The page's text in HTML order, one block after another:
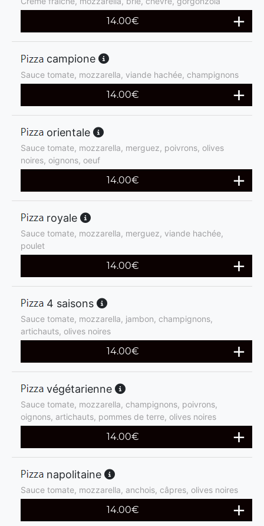
14.00€
campione
Sauce tomate, mozzarella, viande hachée, champignons
14.00€
orientale
Sauce tomate, mozzarella, merguez, poivrons, olives
noires, oignons, oeuf
14.00€
royale
Sauce tomate, mozzarella, merguez, viande hachée,
poulet
14.00€
4 saisons
Sauce tomate, mozzarella, jambon, champignons,
artichauts, olives noires
14.00€
végétarienne
Sauce tomate, mozzarella, champignons, poivrons,
oignons, artichauts, pommes de terre, olives noires
14.00€
napolitaine
Sauce tomate, mozzarella, anchois, câpres, olives noires
14.00€